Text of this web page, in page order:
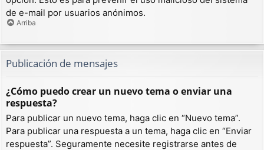
de e-mail por usuarios anónimos.
Arriba
Publicación de mensajes
¿Cómo puedo crear un nuevo tema o enviar una
respuesta?
Para publicar un nuevo tema, haga clic en “Nuevo tema”.
Para publicar una respuesta a un tema, haga clic en “Enviar
respuesta”. Seguramente necesite registrarse antes de